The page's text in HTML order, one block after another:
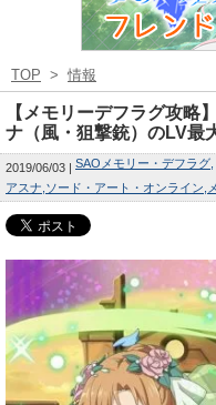
TOP > 情報
【メモリーデフラグ攻
ナ（風・狙撃銃）のLV最
2019/06/03 SAOメモリー・デフラグ
アスナ ソード・アート・オンライン